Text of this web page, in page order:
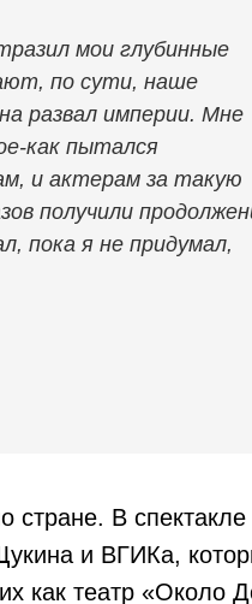
мои глубинные
по сути, наше
развал империи. Мне
как пытался
и актерам за такую
получили
пока я не придумал,
стране. В спектакле
и ВГИКа,
как театр «Около